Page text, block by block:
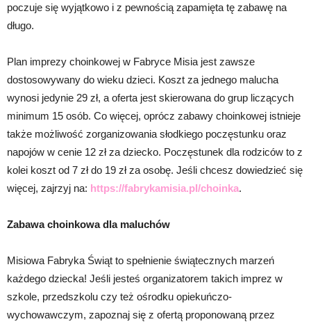
poczuje się wyjątkowo i z pewnością zapamięta tę zabawę na
długo.
Plan imprezy choinkowej w Fabryce Misia jest zawsze
dostosowywany do wieku dzieci. Koszt za jednego malucha
wynosi jedynie 29 zł, a oferta jest skierowana do grup liczących
minimum 15 osób. Co więcej, oprócz zabawy choinkowej istnieje
także możliwość zorganizowania słodkiego poczęstunku oraz
napojów w cenie 12 zł za dziecko. Poczęstunek dla rodziców to z
kolei koszt od 7 zł do 19 zł za osobę. Jeśli chcesz dowiedzieć się
więcej, zajrzyj na: https://fabrykamisia.pl/choinka.
Zabawa choinkowa dla maluchów
Misiowa Fabryka Świąt to spełnienie świątecznych marzeń
każdego dziecka! Jeśli jesteś organizatorem takich imprez w
szkole, przedszkolu czy też ośrodku opiekuńczo-
wychowawczym, zapoznaj się z ofertą proponowaną przez